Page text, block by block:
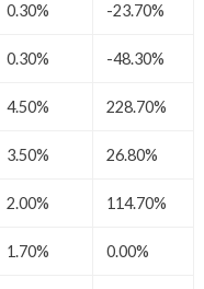
0.30% -23.70%
0.30% -48.30%
4.50% 228.70%
3.50% 26.80%
2.00% 114.70%
1.70% 0.00%